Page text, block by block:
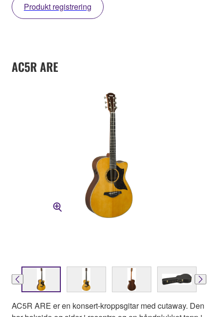
Produkt registrering
AC5R ARE
AC5R ARE er en konsert-kroppsgitar med cutaway. Den